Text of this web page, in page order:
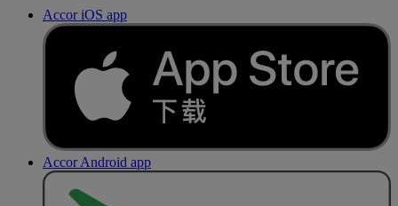
Accor iOS app
Accor Android app